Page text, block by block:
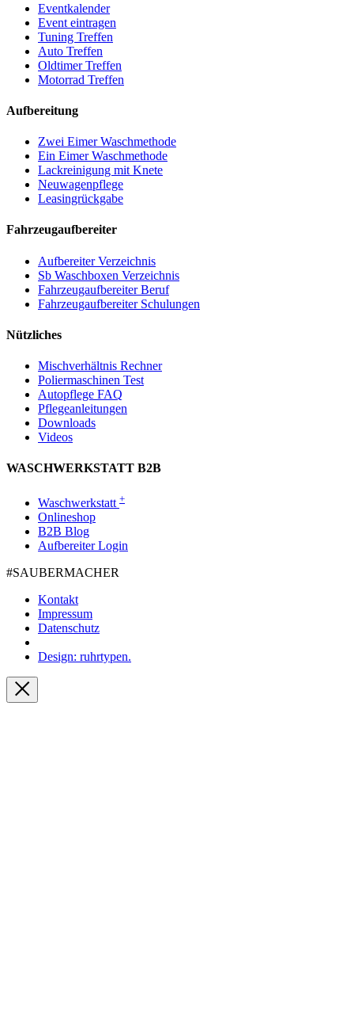
Eventkalender
Event eintragen
Tuning Treffen
Auto Treffen
Oldtimer Treffen
Motorrad Treffen
Aufbereitung
Zwei Eimer Waschmethode
Ein Eimer Waschmethode
Lackreinigung mit Knete
Neuwagenpflege
Leasingrückgabe
Fahrzeugaufbereiter
Aufbereiter Verzeichnis
Sb Waschboxen Verzeichnis
Fahrzeugaufbereiter Beruf
Fahrzeugaufbereiter Schulungen
Nützliches
Mischverhältnis Rechner
Poliermaschinen Test
Autopflege FAQ
Pflegeanleitungen
Downloads
Videos
WASCHWERKSTATT B2B
Waschwerkstatt +
Onlineshop
B2B Blog
Aufbereiter Login
#SAUBER­MACHER
Kontakt
Impressum
Datenschutz
Design: ruhrtypen.